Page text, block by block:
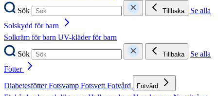
Sök
Tillbaka
Se alla
Solskydd för barn
Solkräm för barn UV-kläder för barn
Sök
Tillbaka
Se alla
Fötter
DiabetesfötterFotsvamp FotsvettFotvård Fotvård